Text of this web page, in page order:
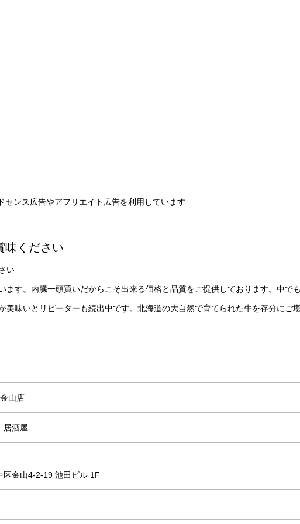
センス広告やアフリエイト広告を利用しています
味ください
い
ます。内臓一頭買いだからこそ出来る価格と品質をご提供しております。中で
美味いとリピーターも続出中です。北海道の大自然で育てられた牛を存分にご
山店
居酒屋
区金山4-2-19 池田ビル 1F